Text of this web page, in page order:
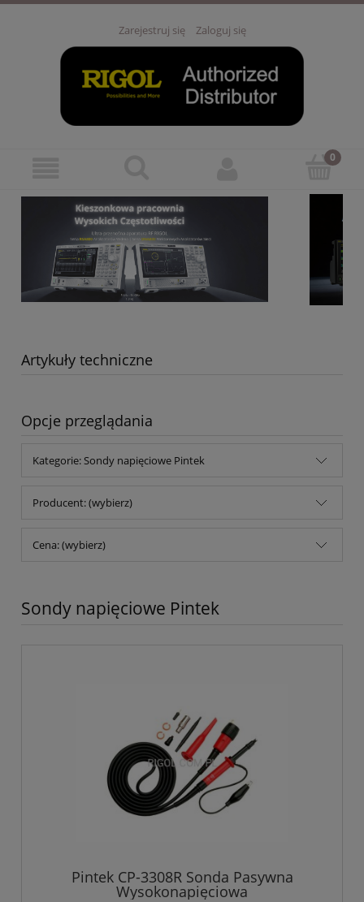
Zarejestruj się Zaloguj się
Artykuły techniczne
Opcje przeglądania
Kategorie: Sondy napięciowe Pintek
Producent: (wybierz)
Cena: (wybierz)
Sondy napięciowe Pintek
Pintek CP-3308R Sonda Pasywna
Wysokonapięciowa